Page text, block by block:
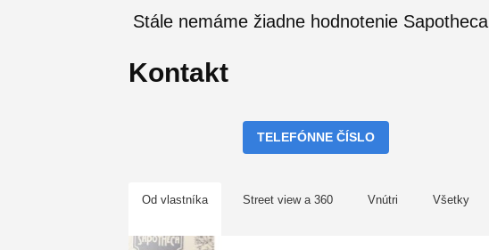
Stále nemáme žiadne hodnotenie Sapotheca
Kontakt
TELEFÓNNE ČÍSLO
Od vlastníka Street view a 360 Vnútri Všetky